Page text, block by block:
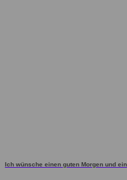
Ich wünsche einen guten Morgen und